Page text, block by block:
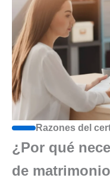
Razones del
¿Por qué
de